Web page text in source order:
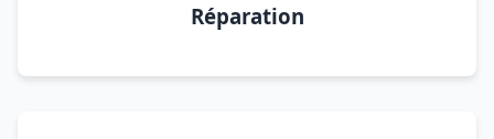
Réparation